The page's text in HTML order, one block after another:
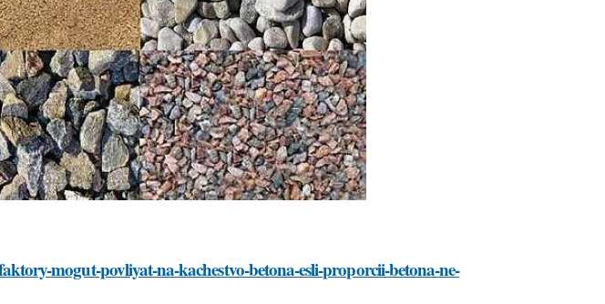
mogut-povliyat-na-kachestvo-betona-esli-proporcii-betona-ne-